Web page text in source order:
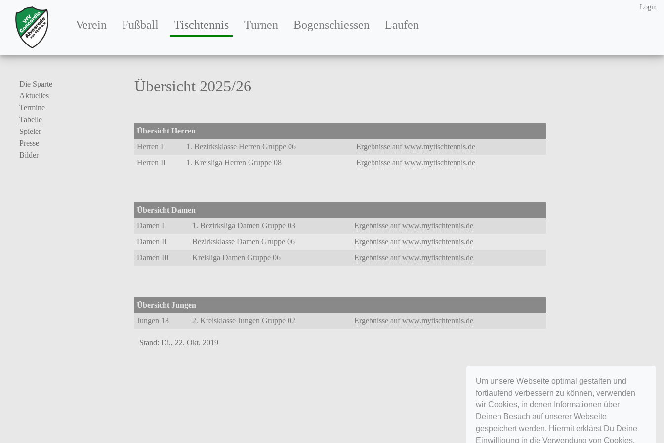
Um unsere Webseite optimal gestalten und
fortlaufend verbessern zu können, verwenden
wir Cookies, in denen Informationen über
Deinen Besuch auf unserer Webseite
gespeichert werden. Hiermit erklärst Du Deine
Einwilligung in die Verwendung von Cookies.
Login
Verein Fußball Tischtennis(current)
Turnen Bogenschiessen Laufen
Die Sparte
Aktuelles
Termine
Tabelle
Spieler
Presse
Bilder
Übersicht 2025/26
Übersicht Herren
Herren I
1. Bezirksklasse Herren Gruppe 06
Ergebnisse auf www.mytischtennis.de
Herren II
1. Kreisliga Herren Gruppe 08 Ergebnisse auf www.mytischtennis.de
Übersicht Damen
Damen I
1. Bezirksliga Damen Gruppe 03
Ergebnisse auf www.mytischtennis.de
Damen II
Bezirksklasse Damen Gruppe 06
Ergebnisse auf www.mytischtennis.de
Damen III
Kreisliga Damen Gruppe 06 Ergebnisse auf www.mytischtennis.de
Übersicht Jungen
Jungen 18
2. Kreisklasse Jungen Gruppe 02 Ergebnisse auf www.mytischtennis.de
Stand: Di., 22. Okt. 2019